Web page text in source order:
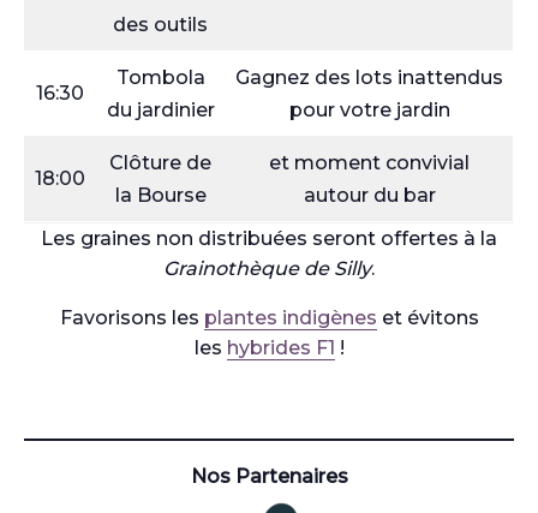
des outils
16:30
Tombola
du jardinier
Gagnez des lots inattendus
pour votre jardin
18:00
Clôture de
la Bourse
et moment convivial
autour du bar
Les graines non distribuées seront offertes à la
Grainothèque de Silly.
Favorisons les plantes indigènes et évitons
les hybrides F1 !
Nos Partenaires